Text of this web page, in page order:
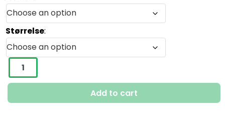
Reparation
Erhverv
Hvem
er
vi
Størrelse:
iPhone
16E
quantity
Add to cart